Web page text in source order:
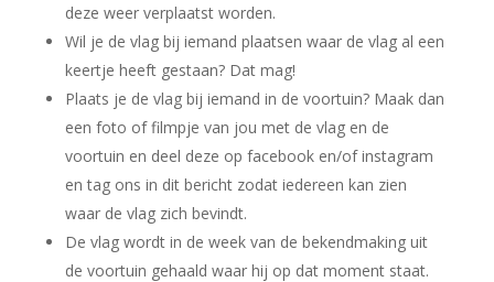
deze weer verplaatst worden.
Wil je de vlag bij iemand plaatsen waar de vlag al een
keertje heeft gestaan? Dat mag!
Plaats je de vlag bij iemand in de voortuin? Maak dan
een foto of filmpje van jou met de vlag en de
voortuin en deel deze op facebook en/of instagram
en tag ons in dit bericht zodat iedereen kan zien
waar de vlag zich bevindt.
De vlag wordt in de week van de bekendmaking uit
de voortuin gehaald waar hij op dat moment staat.